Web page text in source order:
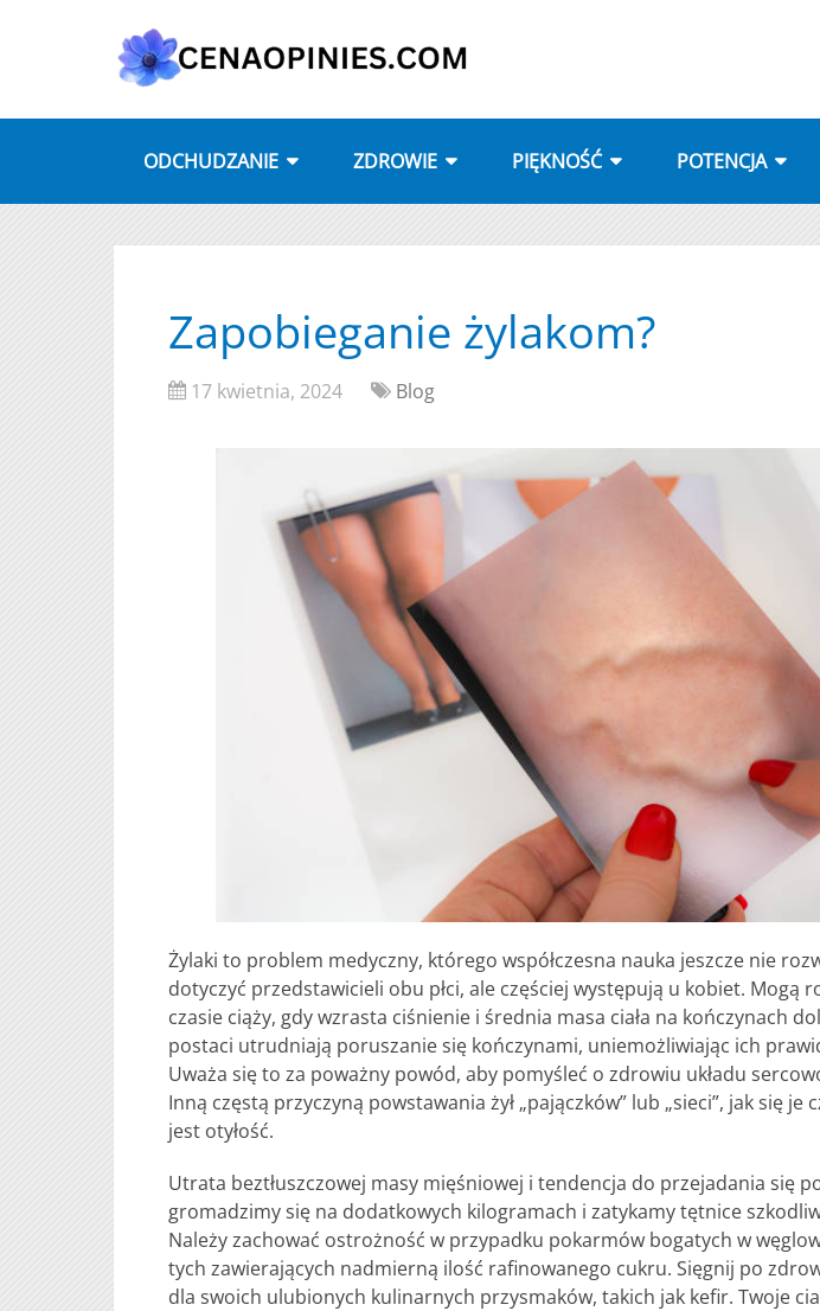
ODCHUDZANIE ZDROWIE PIĘKNOŚĆ POTENCJA
Zapobieganie żylakom?
17 kwietnia, 2024 Blog
Żylaki to problem medyczny, którego współczesna nauka jeszcze nie
dotyczyć przedstawicieli obu płci, ale częściej występują u kobiet. Mogą
czasie ciąży, gdy wzrasta ciśnienie i średnia masa ciała na kończynach
postaci utrudniają poruszanie się kończynami, uniemożliwiając ich
Uważa się to za poważny powód, aby pomyśleć o zdrowiu układu
Inną częstą przyczyną powstawania żył „pajączków” lub „sieci”, jak się je
jest otyłość.
Utrata beztłuszczowej masy mięśniowej i tendencja do przejadania się
gromadzimy się na dodatkowych kilogramach i zatykamy tętnice
Należy zachować ostrożność w przypadku pokarmów bogatych w
tych zawierających nadmierną ilość rafinowanego cukru. Sięgnij po
dla swoich ulubionych kulinarnych przysmaków, takich jak kefir. Twoje